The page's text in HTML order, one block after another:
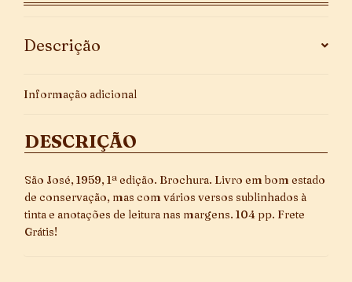
Descrição
Informação adicional
DESCRIÇÃO
São José, 1959, 1ª edição. Brochura. Livro em bom estado
de conservação, mas com vários versos sublinhados à
tinta e anotações de leitura nas margens. 104 pp. Frete
Grátis!